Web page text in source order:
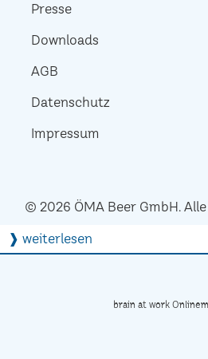
Presse
Downloads
AGB
Datenschutz
Impressum
© 2026 ÖMA Beer GmbH.
❱ weiterlesen
brain at work